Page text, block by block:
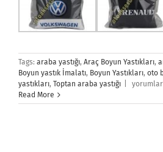
Tags: araba yastığı, Araç Boyun Yastıkları,
Boyun yastık İmalatı, Boyun Yastıkları, oto
yastıkları, Toptan araba yastığı
Boyun
için
yorumlar
Read More